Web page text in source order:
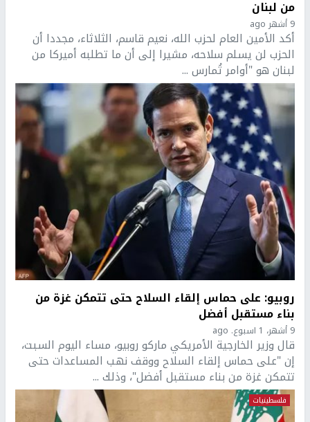
من لبنان
9 أشهر ago
أكد الأمين العام لحزب الله، نعيم قاسم، الثلاثاء، مجددا أن
الحزب لن يسلم سلاحه، مشيرا إلى أن ما تطلبه أميركا من
لبنان هو "أوامر تُمارس ...
روبيو: على حماس إلقاء السلاح حتى تتمكن غزة من
بناء مستقبل أفضل
9 أشهر، 1 اسبوع. ago
قال وزير الخارجية الأمريكي ماركو روبيو، مساء اليوم السبت،
إن "على حماس إلقاء السلاح ووقف نهب المساعدات حتى
تتمكن غزة من بناء مستقبل أفضل"، وذلك ...
فلسطينيات